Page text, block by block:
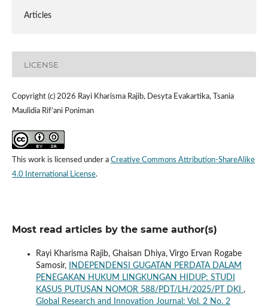
Articles
LICENSE
Copyright (c) 2026 Rayi Kharisma Rajib, Desyta Evakartika, Tsania
Maulidia Rif’ani Poniman
This work is licensed under a Creative Commons Attribution-ShareAlike
4.0 International License.
Most read articles by the same author(s)
Rayi Kharisma Rajib, Ghaisan Dhiya, Virgo Ervan Rogabe
Samosir,
INDEPENDENSI GUGATAN PERDATA DALAM
PENEGAKAN HUKUM LINGKUNGAN HIDUP: STUDI
KASUS PUTUSAN NOMOR 588/PDT/LH/2025/PT DKI ,
Global Research and Innovation Journal: Vol. 2 No. 2